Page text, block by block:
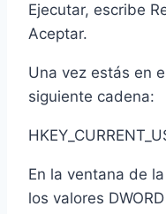
Ejecutar, escribe
Aceptar.
Una vez estás en
siguiente cadena:
En la ventana de
los valores